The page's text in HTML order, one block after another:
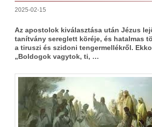
2025-02-15
Az apostolok kiválasztása után Jézus
tanítvány sereglett köréje, és hatalmas
a tiruszi és szidoni tengermellékről.
„Boldogok vagytok, ti, …